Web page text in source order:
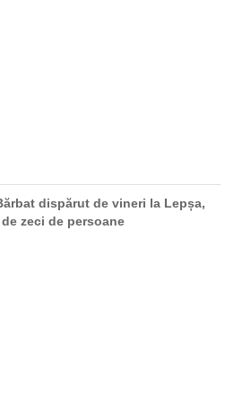
dispărut de vineri la Lepșa,
zeci de persoane